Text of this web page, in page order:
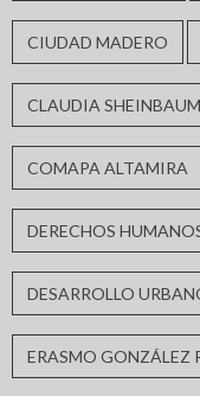
CIUDAD MADERO
CLAUDIA SHEINBAUM
COMAPA ALTAMIRA
DERECHOS
DESARROLLO
ERASMO GONZÁLEZ